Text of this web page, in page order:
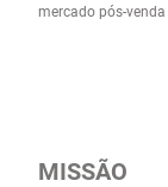
mercado pós-
MISSÃO